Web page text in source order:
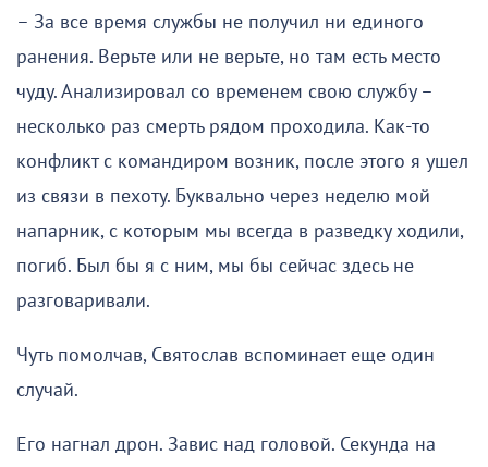
– За все время службы не получил ни единого
ранения. Верьте или не верьте, но там есть место
чуду. Анализировал со временем свою службу –
несколько раз смерть рядом проходила. Как-то
конфликт с командиром возник, после этого я ушел
из связи в пехоту. Буквально через неделю мой
напарник, с которым мы всегда в разведку ходили,
погиб. Был бы я с ним, мы бы сейчас здесь не
разговаривали.
Чуть помолчав, Святослав вспоминает еще один
случай.
Его нагнал дрон. Завис над головой. Секунда на